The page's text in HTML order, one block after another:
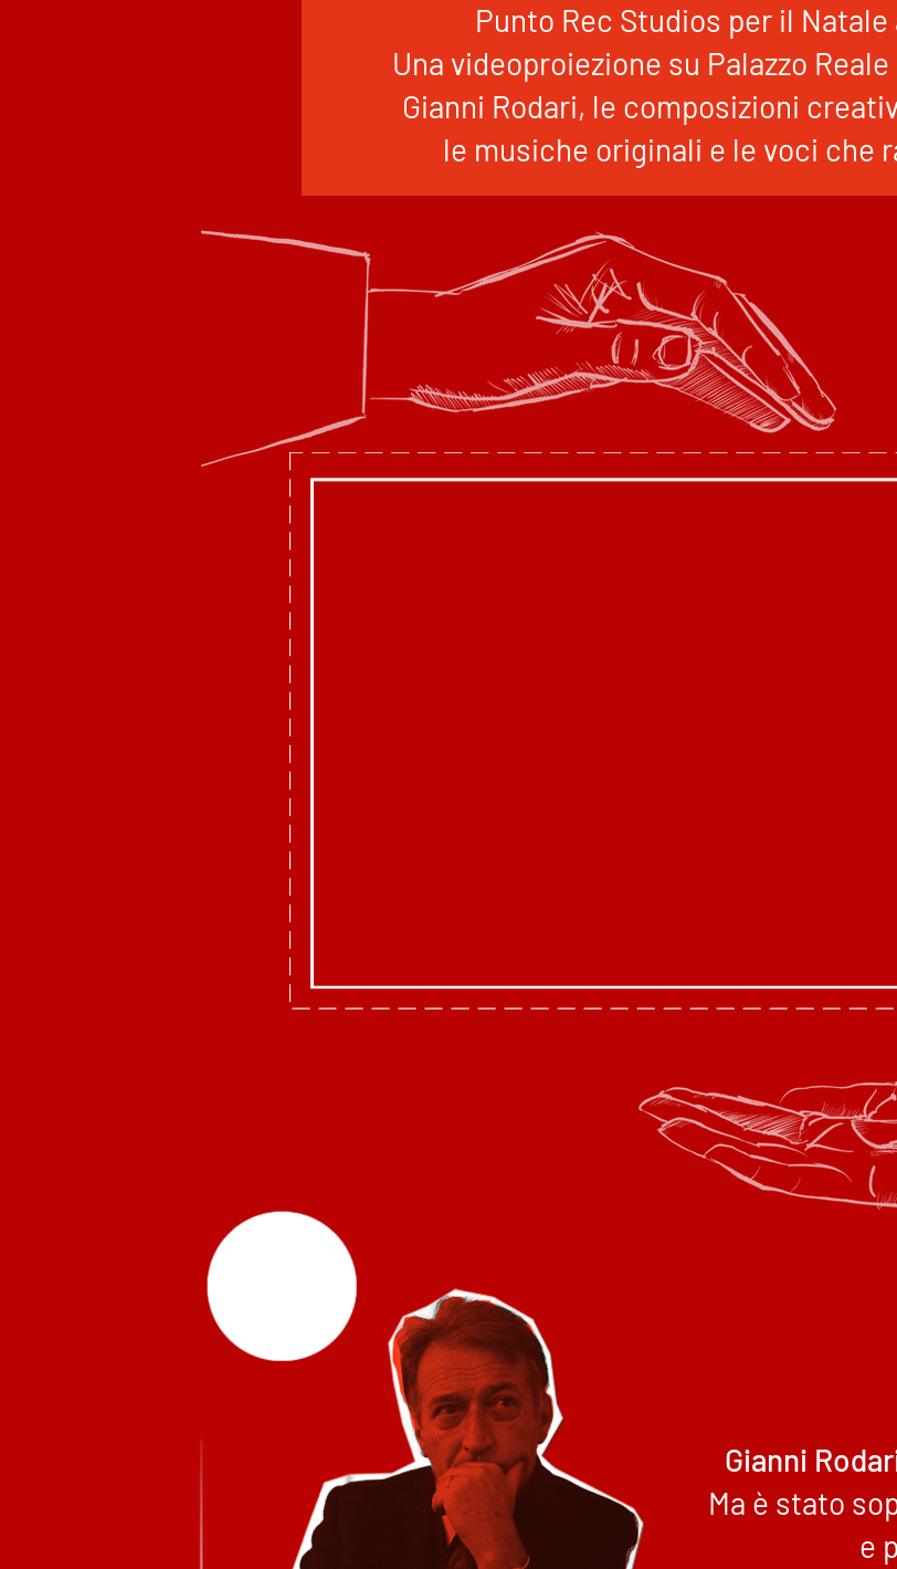
Punto Rec Studios per il Natale
Una videoproiezione su Palazzo
Gianni Rodari, le composizioni
le musiche originali e le voci che
Gianni
Ma è stato
e